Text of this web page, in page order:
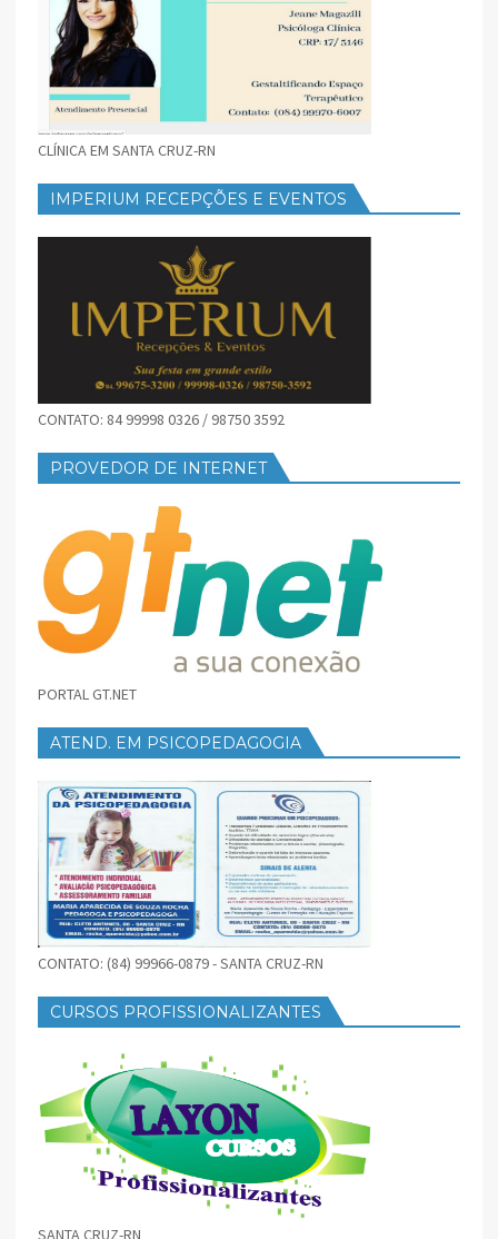
CLÍNICA EM SANTA CRUZ-RN
IMPERIUM RECEPÇÕES E EVENTOS
CONTATO: 84 99998 0326 / 98750 3592
PROVEDOR DE INTERNET
PORTAL GT.NET
ATEND. EM PSICOPEDAGOGIA
CONTATO: (84) 99966-0879 - SANTA CRUZ-RN
CURSOS PROFISSIONALIZANTES
SANTA CRUZ-RN